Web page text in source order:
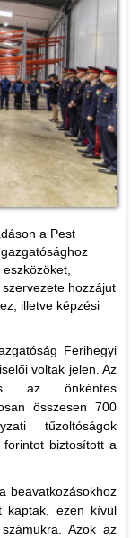
a Pest
hozzájut
illetve képzési
Ferihegyi
voltak jelen. Az
az önkéntes
összesen 700
tűzoltóságok
forintot biztosított a
beavatkozásokhoz
kaptak, ezen kívül
Azok az